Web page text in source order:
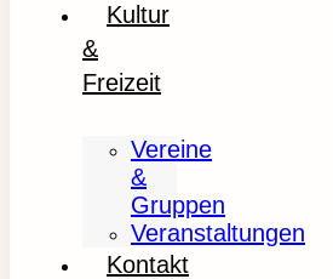
Kultur
&
Freizeit
Vereine
&
Gruppen
Veranstaltungen
Kontakt